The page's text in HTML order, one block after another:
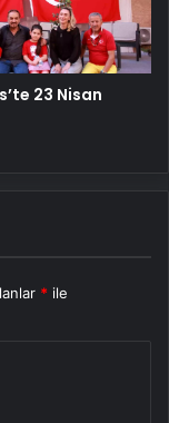
23 Nisan
* ile